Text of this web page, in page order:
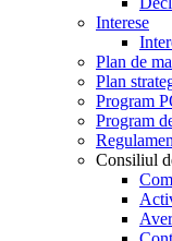
Interese
Plan de
Plan
Program
Program
Consiliul